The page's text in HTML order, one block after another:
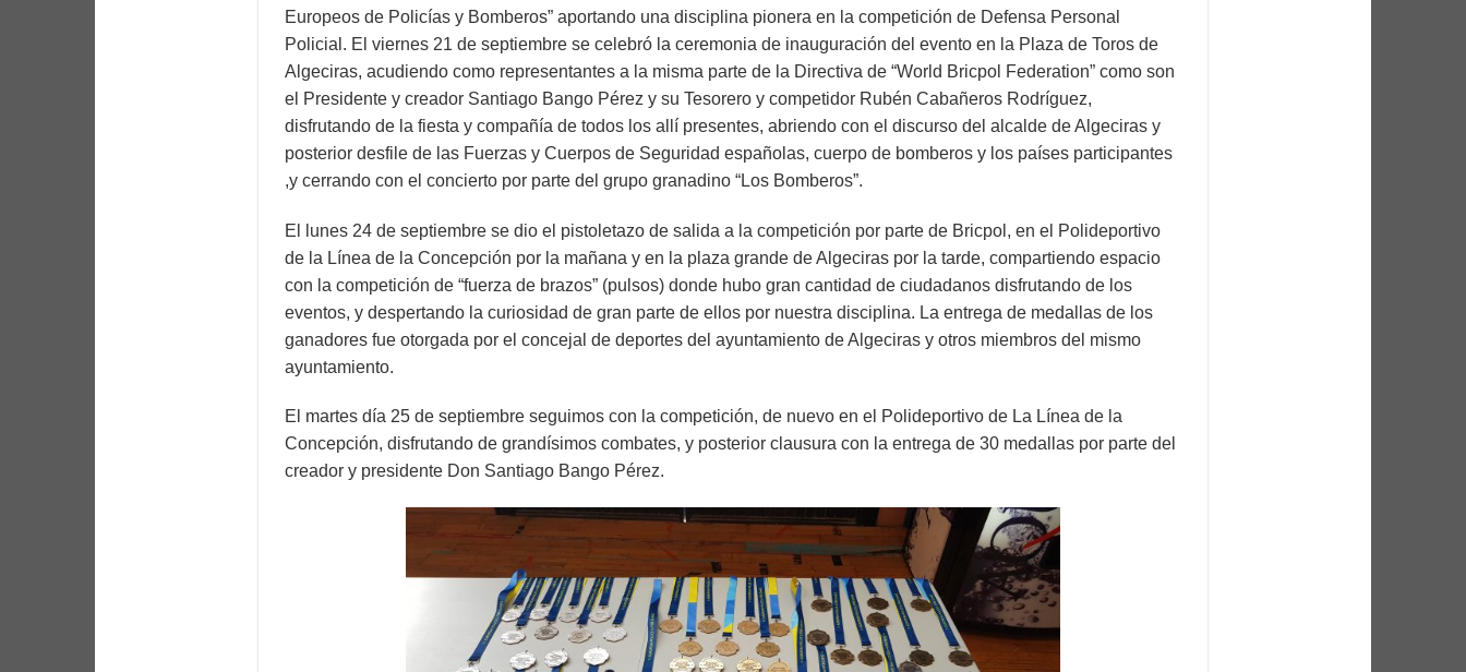
Europeos de Policías y Bomberos” aportando una disciplina pionera en la competición de Defensa Personal
Policial. El viernes 21 de septiembre se celebró la ceremonia de inauguración del evento en la Plaza de Toros de
Algeciras, acudiendo como representantes a la misma parte de la Directiva de “World Bricpol Federation” como son
el Presidente y creador Santiago Bango Pérez y su Tesorero y competidor Rubén Cabañeros Rodríguez,
disfrutando de la fiesta y compañía de todos los allí presentes, abriendo con el discurso del alcalde de Algeciras y
posterior desfile de las Fuerzas y Cuerpos de Seguridad españolas, cuerpo de bomberos y los países participantes
,y cerrando con el concierto por parte del grupo granadino “Los Bomberos”.
El lunes 24 de septiembre se dio el pistoletazo de salida a la competición por parte de Bricpol, en el Polideportivo
de la Línea de la Concepción por la mañana y en la plaza grande de Algeciras por la tarde, compartiendo espacio
con la competición de “fuerza de brazos” (pulsos) donde hubo gran cantidad de ciudadanos disfrutando de los
eventos, y despertando la curiosidad de gran parte de ellos por nuestra disciplina. La entrega de medallas de los
ganadores fue otorgada por el concejal de deportes del ayuntamiento de Algeciras y otros miembros del mismo
ayuntamiento.
El martes día 25 de septiembre seguimos con la competición, de nuevo en el Polideportivo de La Línea de la
Concepción, disfrutando de grandísimos combates, y posterior clausura con la entrega de 30 medallas por parte del
creador y presidente Don Santiago Bango Pérez.